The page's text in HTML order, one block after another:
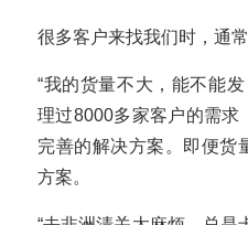
很多客户来找我们时，通常
“我的货量不大，能不能
理过8000多家客户的需求
完善的解决方案。即便货
方案。